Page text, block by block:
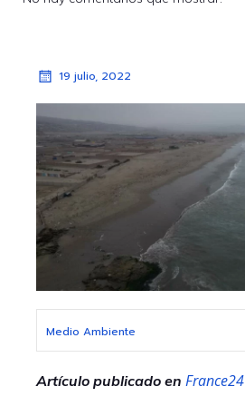
19 julio, 2022
Medio Ambiente
Artículo publicado en France24